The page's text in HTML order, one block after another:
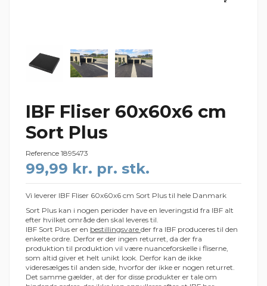
IBF Fliser 60x60x6 cm
Sort Plus
Reference 1895473
99,99 kr. pr. stk.
Vi leverer IBF Fliser 60x60x6 cm Sort Plus til hele Danmark
Sort Plus kan i nogen perioder have en leveringstid fra IBF alt
efter hvilket område den skal leveres til.
IBF Sort Plus er en bestillingsvare der fra IBF produceres til den
enkelte ordre. Derfor er der ingen returret, da der fra
produktion til produktion vil være nuanceforskelle i fliserne,
som altid giver et helt unikt look. Derfor kan de ikke
videresælges til anden side, hvorfor der ikke er nogen returret.
Det samme gælder, at der for disse produkter er tale om